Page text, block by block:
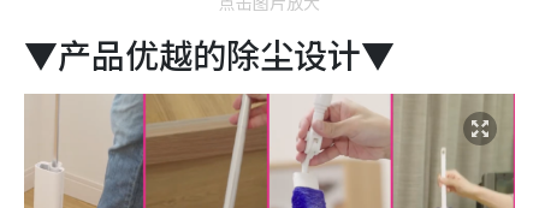
▼产品优越的除尘设计▼